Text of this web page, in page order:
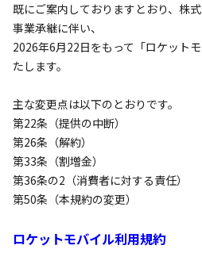
既にご案内しておりますとおり、株
事業承継に伴い、
2026年6月22日をもって「ロケット
たします。
主な変更点は以下のとおりです。
第22条（提供の中断）
第26条（解約）
第33条（割増金）
第36条の2（消費者に対する責任）
第50条（本規約の変更）
ロケットモバイル利用規約